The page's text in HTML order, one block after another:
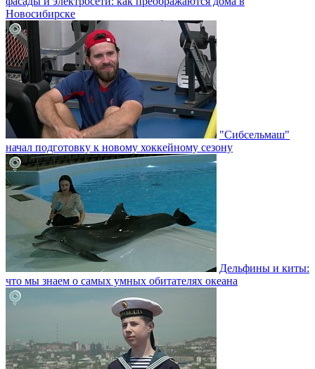
Новосибирске
"Сибсельмаш"
начал подготовку к новому хоккейному сезону
Дельфины и киты:
что мы знаем о самых умных обитателях океана